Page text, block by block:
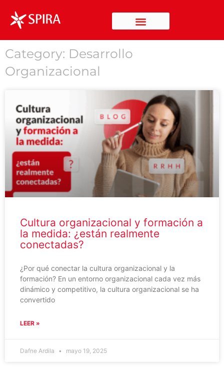
contenido
Category: Desarrollo
Organizacional
Cultura organizacional y formación a
la medida: ¿están realmente
conectadas?
¿Por qué conectar la cultura organizacional y la
formación? En un entorno organizacional cada vez más
dinámico y competitivo, la cultura organizacional se ha
convertido
LEER »
Dafne Ardila mayo 19, 2025